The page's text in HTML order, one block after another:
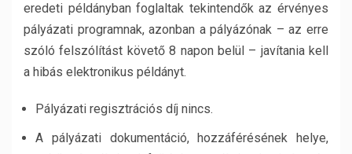
eredeti példányban foglaltak tekintendők az érvényes
pályázati programnak, azonban a pályázónak – az erre
szóló felszólítást követő 8 napon belül – javítania kell
a hibás elektronikus példányt.
Pályázati regisztrációs díj nincs.
A pályázati dokumentáció, hozzáférésének helye,